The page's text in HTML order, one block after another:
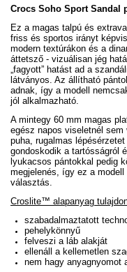
Crocs Soho Sport Sandal
Ez a magas talpú és
friss és sportos irányt
modern textúrákon és a
áttetsző - vizuálisan jég
„fagyott” hatást ad a
látványos. Az állítható
adnak, így a modell
jól alkalmazható.
A mintegy 60 mm magas
egész napos viseletnél
puha, rugalmas
gondoskodik a tartósságról
lyukacsos pántokkal pedig
megjelenés, így ez a
választás.
Croslite™ alapanyag
szabadalmaztatott
pehelykönnyű
felveszi a láb alakját
ellenáll a kellemetlen
nem hagy anyagnyomot